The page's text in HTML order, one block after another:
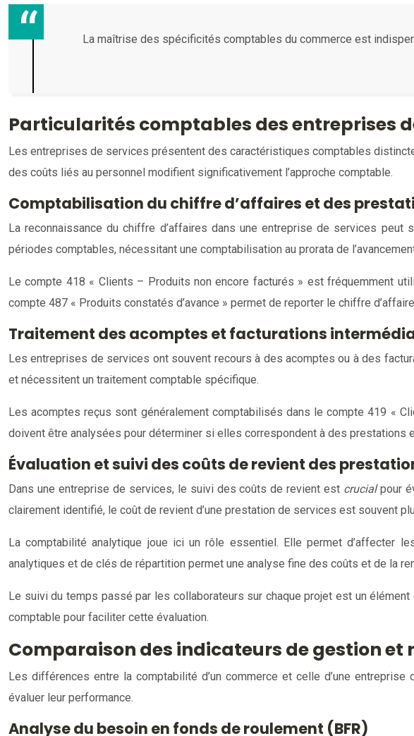
La maîtrise des spécificités comptables du commerce est
Particularités comptables des entreprises
Les entreprises de services présentent des caractéristiques comptables
des coûts liés au personnel modifient significativement l’approche comptable.
Comptabilisation du chiffre d’affaires et des
La reconnaissance du chiffre d’affaires dans une entreprise de services peut
périodes comptables, nécessitant une comptabilisation au prorata de
Le compte 418 « Clients – Produits non encore facturés » est fréquemment
compte 487 « Produits constatés d’avance » permet de reporter le chiffre
Traitement des acomptes et facturations
Les entreprises de services ont souvent recours à des acomptes ou à des
et nécessitent un traitement comptable spécifique.
Les acomptes reçus sont généralement comptabilisés dans le compte 419 «
doivent être analysées pour déterminer si elles correspondent à des
Évaluation et suivi des coûts de revient des
Dans une entreprise de services, le suivi des coûts de revient est crucialpour
clairement identifié, le coût de revient d’une prestation de services est souvent
La comptabilité analytique joue ici un rôle essentiel. Elle permet d’affecter
analytiques et de clés de répartition permet une analyse fine des coûts et de la
Le suivi du temps passé par les collaborateurs sur chaque projet est un
comptable pour faciliter cette évaluation.
Comparaison des indicateurs de gestion et
Les différences entre la comptabilité d’un commerce et celle d’une
évaluer leur performance.
Analyse du besoin en fonds de roulement (BFR)